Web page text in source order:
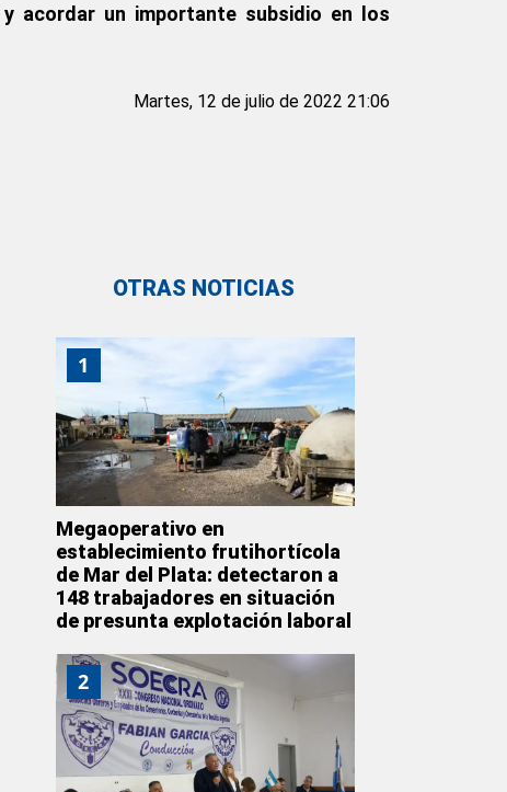
acordar un importante subsidio en los
Martes, 12 de julio de 2022 21:06
OTRAS NOTICIAS
1
Megaoperativo en
establecimiento frutihortícola
de Mar del Plata: detectaron a
148 trabajadores en situación
de presunta explotación laboral
2